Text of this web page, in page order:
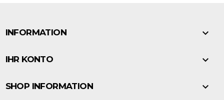
INFORMATION 
IHR KONTO 
SHOP INFORMATION 